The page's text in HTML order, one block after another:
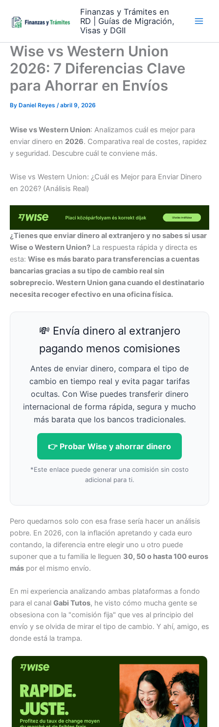
content
Finanzas y Trámites en
RD | Guías de Migración,
Visas y DGII
Wise vs Western Union
2026: 7 Diferencias Clave
para Ahorrar en Envíos
By Daniel Reyes /abril 9, 2026
Wise vs Western Union: Analizamos cuál es mejor para
enviar dinero en 2026. Comparativa real de costes, rapidez
y seguridad. Descubre cuál te conviene más.
Wise vs Western Union: ¿Cuál es Mejor para Enviar Dinero
en 2026? (Análisis Real)
¿Tienes que enviar dinero al extranjero y no sabes si usar
Wise o Western Union? La respuesta rápida y directa es
esta: Wise es más barato para transferencias a cuentas
bancarias gracias a su tipo de cambio real sin
sobreprecio. Western Union gana cuando el destinatario
necesita recoger efectivo en una oficina física.
💸 Envía dinero al extranjero
pagando menos comisiones
Antes de enviar dinero, compara el tipo de
cambio en tiempo real y evita pagar tarifas
ocultas. Con Wise puedes transferir dinero
internacional de forma rápida, segura y mucho
más barata que los bancos tradicionales.
👉 Probar Wise y ahorrar dinero
*Este enlace puede generar una comisión sin costo
adicional para ti.
Pero quedarnos solo con esa frase sería hacer un análisis
pobre. En 2026, con la inflación apretando y cada euro
contando, la diferencia entre elegir uno u otro puede
suponer que a tu familia le lleguen 30, 50 o hasta 100 euros
más por el mismo envío.
En mi experiencia analizando ambas plataformas a fondo
para el canal Gabi Tutos, he visto cómo mucha gente se
obsesiona con la "comisión fija" que ves al principio del
envío y se olvida de mirar el tipo de cambio. Y ahí, amigo, es
donde está la trampa.